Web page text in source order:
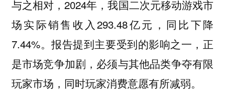
与之相对，2024年，我国二次元移动游戏市
场实际销售收入293.48亿元，同比下降
7.44%。报告提到主要受到的影响之一，正
是市场竞争加剧，必须与其他品类争夺有限
玩家市场，同时玩家消费意愿有所减弱。